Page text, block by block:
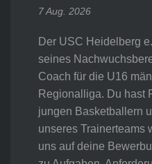
7 Aug. 2026
Der USC Heidelberg
seines
Coach für die U16
Regionalliga. Du hast
jungen Basketballern
unseres Trainerteams
uns auf deine